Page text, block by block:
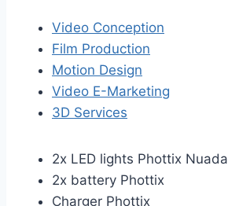
Video Conception
Film Production
Motion Design
Video E-Marketing
3D Services
2x LED lights Phottix Nuada
2x battery Phottix
Charger Phottix